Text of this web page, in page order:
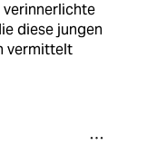
verinnerlichte
diese jungen
vermittelt